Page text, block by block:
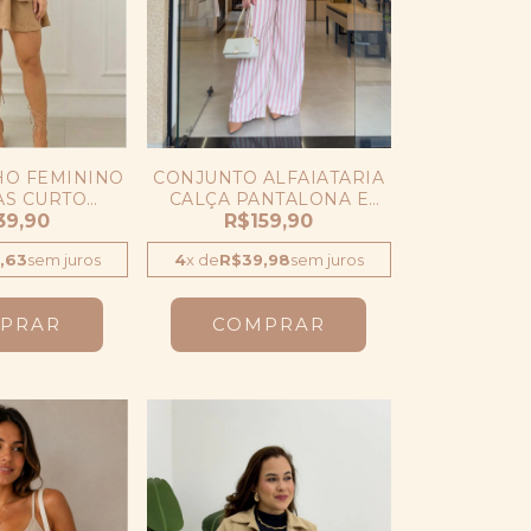
FEMININO
CURTO
sem juros
CONJUNTO ALFAIATARIA
CALÇA PANTALONA E
COLETE LISTRADO
R$159,90
4x deR$39,98sem juros
COMPRAR